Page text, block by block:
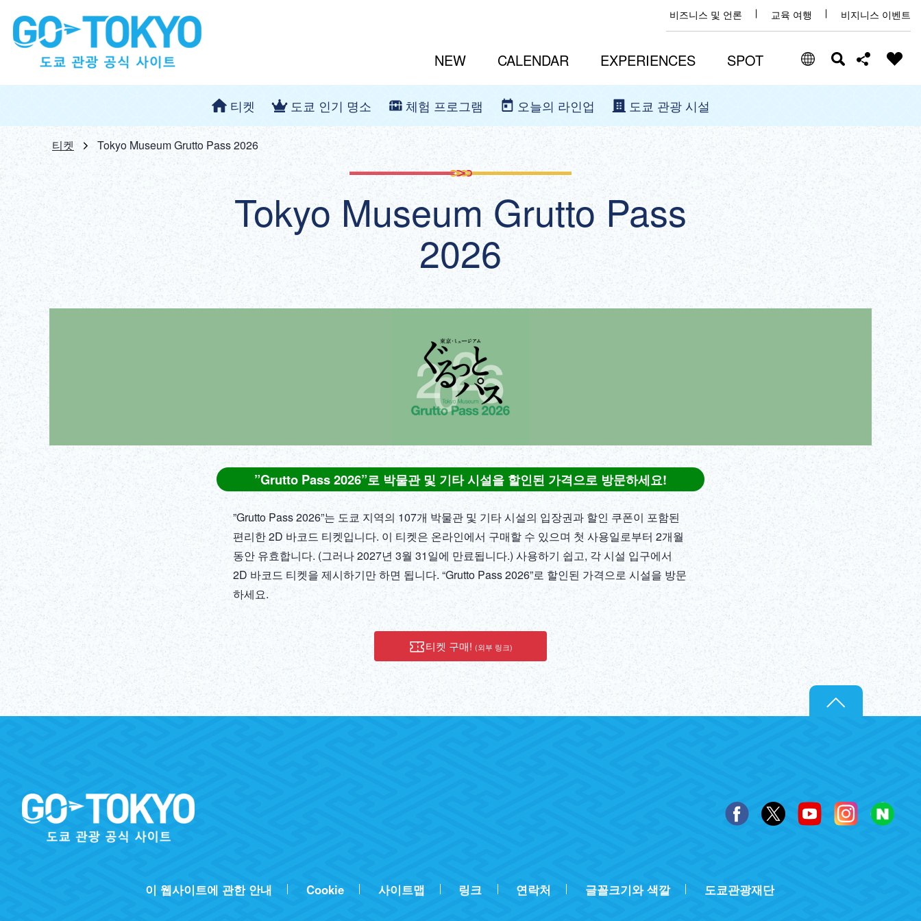
비즈니스 및 언론 교육 여행 비지니스 이벤트
NEW CALENDAR EXPERIENCES SPOT
ENGLISH
中文(简体)
中文(繁體/正體)
ภาษาไทย
FRANÇAIS
Facebook
X (Twitter)
티켓 도쿄 인기 명소 체험 프로그램 오늘의 라인업 도쿄 관광 시설
티켓 Tokyo Museum Grutto Pass 2026
Tokyo Museum Grutto Pass
2026
”Grutto Pass 2026”로 박물관 및 기타 시설을 할인된 가격으로 방문하세요!
”Grutto Pass 2026”는 도쿄 지역의 107개 박물관 및 기타 시설의 입장권과 할인 쿠폰이 포함된
편리한 2D 바코드 티켓입니다. 이 티켓은 온라인에서 구매할 수 있으며 첫 사용일로부터 2개월
동안 유효합니다. (그러나 2027년 3월 31일에 만료됩니다.) 사용하기 쉽고, 각 시설 입구에서
2D 바코드 티켓을 제시하기만 하면 됩니다. “Grutto Pass 2026”로 할인된 가격으로 시설을 방문
하세요.
티켓 구매! (외부 링크)
이 웹사이트에 관한 안내 Cookie 사이트맵 링크 연락처 글꼴크기와 색깔 도쿄관광재단